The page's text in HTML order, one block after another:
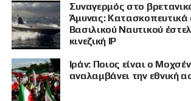
Συναγερμός στο
Άμυνας: Κατασκοπευτικά
Βασιλικού Ναυτικού
κινεζική IP
Ιράν: Ποιος είναι ο
αναλαμβάνει την εθνική